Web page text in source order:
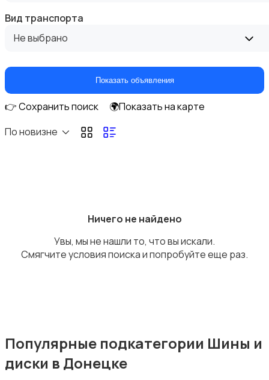
Аксессуары и инструменты
Аудио и видео
Мотоэкипировка
Вид транспорта
Не выбрано
Показать объявления
👉 Сохранить поиск
🌍Показать на карте
По новизне
Ничего не найдено
Увы, мы не нашли то, что вы искали.
Смягчите условия поиска и попробуйте еще раз.
Популярные подкатегории Шины и
диски в Донецке